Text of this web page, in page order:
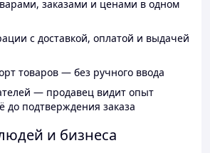
заказами и ценами в одном
с доставкой, оплатой и выдачей
товаров — без ручного ввода
— продавец видит опыт
до подтверждения заказа
и бизнеса